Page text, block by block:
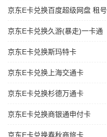
京东E卡兑换百度超级网盘 租号
京东E卡兑换久游(暴走)一卡通
京东E卡兑换斯玛特卡
京东E卡兑换上海交通卡
京东E卡兑换杉德万通卡
京东E卡兑换商银通申付卡
京东E卡兑换春秋商旅卡